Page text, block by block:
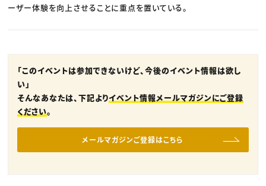
ーザー体験を向上させることに重点を置いている。
「このイベントは参加できないけど、今後のイベント情報は欲し
い」
そんなあなたは、下記よりイベント情報メールマガジンにご登録
ください。
メールマガジンご登録はこちら